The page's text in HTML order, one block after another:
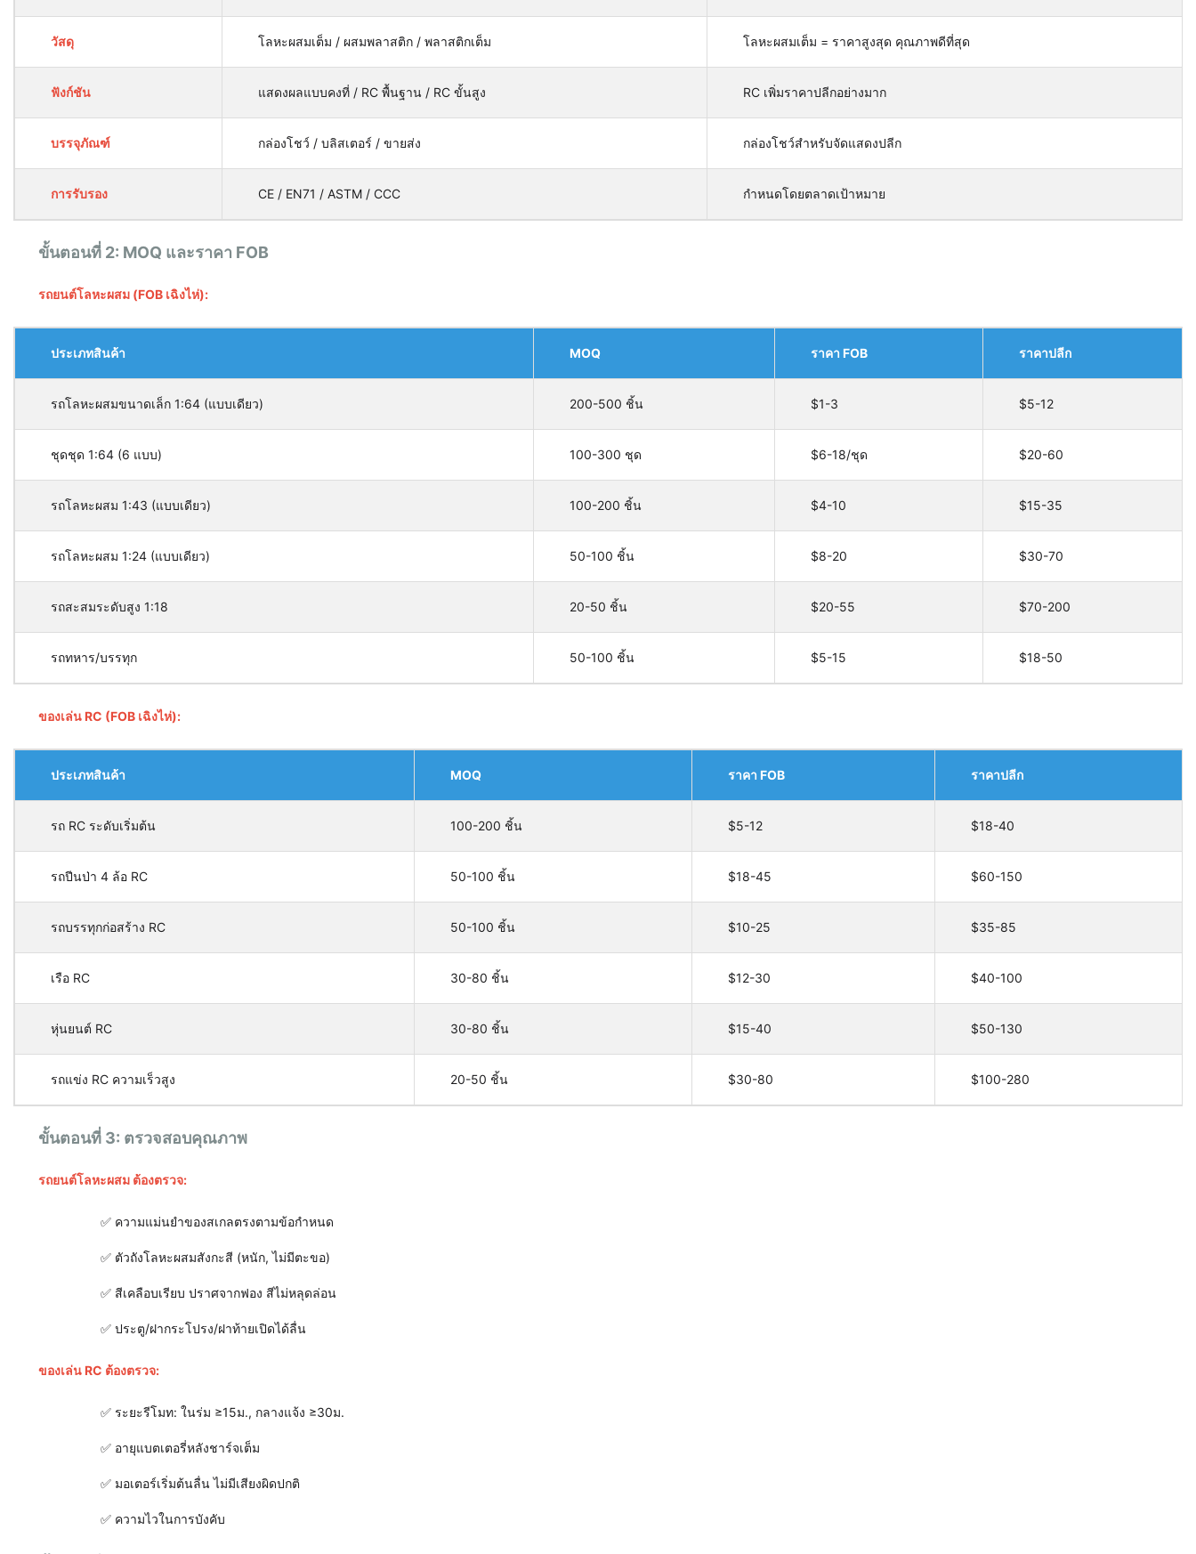
วัสดุ โลหะผสมเต็ม / ผสมพลาสติก / พลาสติกเต็ม โลหะผสมเต็ม = ราคาสูงสุด คุณภาพดีที่สุด
ฟังก์ชัน แสดงผลแบบคงที่ / RC พื้นฐาน / RC ขั้นสูง RC เพิ่มราคาปลีกอย่างมาก
บรรจุภัณฑ์ กล่องโชว์ / บลิสเตอร์ / ขายส่ง กล่องโชว์สำหรับจัดแสดงปลีก
การรับรอง CE / EN71 / ASTM / CCC กำหนดโดยตลาดเป้าหมาย
ขั้นตอนที่ 2: MOQ และราคา FOB
รถยนต์โลหะผสม (FOB เฉิงไห่):
ประเภทสินค้า MOQ ราคา FOB ราคาปลีก
รถโลหะผสมขนาดเล็ก 1:64 (แบบเดียว) 200-500 ชิ้น $1-3 $5-12
ชุดชุด 1:64 (6 แบบ) 100-300 ชุด $6-18/ชุด $20-60
รถโลหะผสม 1:43 (แบบเดียว) 100-200 ชิ้น $4-10 $15-35
รถโลหะผสม 1:24 (แบบเดียว) 50-100 ชิ้น $8-20 $30-70
รถสะสมระดับสูง 1:18 20-50 ชิ้น $20-55 $70-200
รถทหาร/บรรทุก 50-100 ชิ้น $5-15 $18-50
ของเล่น RC (FOB เฉิงไห่):
ประเภทสินค้า MOQ ราคา FOB ราคาปลีก
รถ RC ระดับเริ่มต้น 100-200 ชิ้น $5-12 $18-40
รถปีนป่า 4 ล้อ RC 50-100 ชิ้น $18-45 $60-150
รถบรรทุกก่อสร้าง RC 50-100 ชิ้น $10-25 $35-85
เรือ RC 30-80 ชิ้น $12-30 $40-100
หุ่นยนต์ RC 30-80 ชิ้น $15-40 $50-130
รถแข่ง RC ความเร็วสูง 20-50 ชิ้น $30-80 $100-280
ขั้นตอนที่ 3: ตรวจสอบคุณภาพ
รถยนต์โลหะผสม ต้องตรวจ:
✅ ความแม่นยำของสเกลตรงตามข้อกำหนด
✅ ตัวถังโลหะผสมสังกะสี (หนัก, ไม่มีตะขอ)
✅ สีเคลือบเรียบ ปราศจากฟอง สีไม่หลุดล่อน
✅ ประตู/ฝากระโปรง/ฝาท้ายเปิดได้ลื่น
ของเล่น RC ต้องตรวจ:
✅ ระยะรีโมท: ในร่ม ≥15ม., กลางแจ้ง ≥30ม.
✅ อายุแบตเตอรี่หลังชาร์จเต็ม
✅ มอเตอร์เริ่มต้นลื่น ไม่มีเสียงผิดปกติ
✅ ความไวในการบังคับ